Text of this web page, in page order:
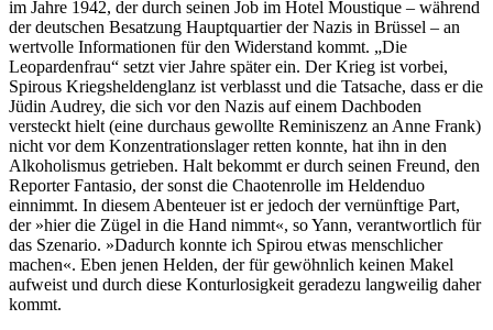
im Jahre 1942, der durch seinen Job im Hotel Moustique – während
der deutschen Besatzung Hauptquartier der Nazis in Brüssel – an
wertvolle Informationen für den Widerstand kommt. „Die
Leopardenfrau“ setzt vier Jahre später ein. Der Krieg ist vorbei,
Spirous Kriegsheldenglanz ist verblasst und die Tatsache, dass er die
Jüdin Audrey, die sich vor den Nazis auf einem Dachboden
versteckt hielt (eine durchaus gewollte Reminiszenz an Anne Frank)
nicht vor dem Konzentrationslager retten konnte, hat ihn in den
Alkoholismus getrieben. Halt bekommt er durch seinen Freund, den
Reporter Fantasio, der sonst die Chaotenrolle im Heldenduo
einnimmt. In diesem Abenteuer ist er jedoch der vernünftige Part,
der »hier die Zügel in die Hand nimmt«, so Yann, verantwortlich für
das Szenario. »Dadurch konnte ich Spirou etwas menschlicher
machen«. Eben jenen Helden, der für gewöhnlich keinen Makel
aufweist und durch diese Konturlosigkeit geradezu langweilig daher
kommt.